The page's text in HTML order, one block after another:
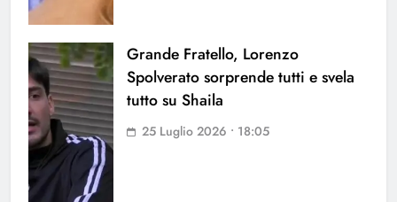
Grande Fratello, Lorenzo
Spolverato sorprende tutti e svela
tutto su Shaila
25 Luglio 2026 • 18:05